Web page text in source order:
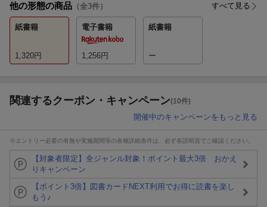
他の形態の商品 （全3件） すべて見る
紙書籍
1,320円
電子書籍
1,256円
紙書籍
ー
関連するクーポン・キャンペーン(10件)
開催中のキャンペーンをもっと見る
※エントリー必要の有無や実施期間等の各種詳細条件は、必ず各説明頁でご確認ください。
【対象者限定】全ジャンル対象！ポイント最大3倍 おかえ
りキャンペーン
【ポイント3倍】図書カードNEXT利用でお得に読書を楽し
もう♪